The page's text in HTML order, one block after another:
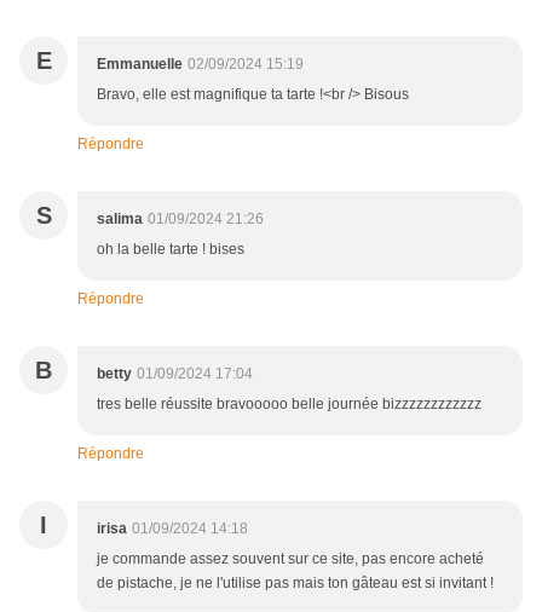
E Emmanuelle 02/09/2024 15:19
Bravo, elle est magnifique ta tarte !<br /> Bisous
Répondre
S salima 01/09/2024 21:26
oh la belle tarte ! bises
Répondre
B betty 01/09/2024 17:04
tres belle réussite bravooooo belle journée bizzzzzzzzzzzz
Répondre
I irisa 01/09/2024 14:18
je commande assez souvent sur ce site, pas encore acheté
de pistache, je ne l'utilise pas mais ton gâteau est si invitant !